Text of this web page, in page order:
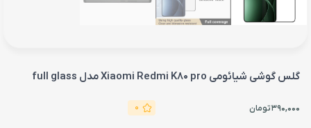
گلس گوشی شیائومی Xiaomi Redmi K80 pro مدل full glass
390,000تومان 0